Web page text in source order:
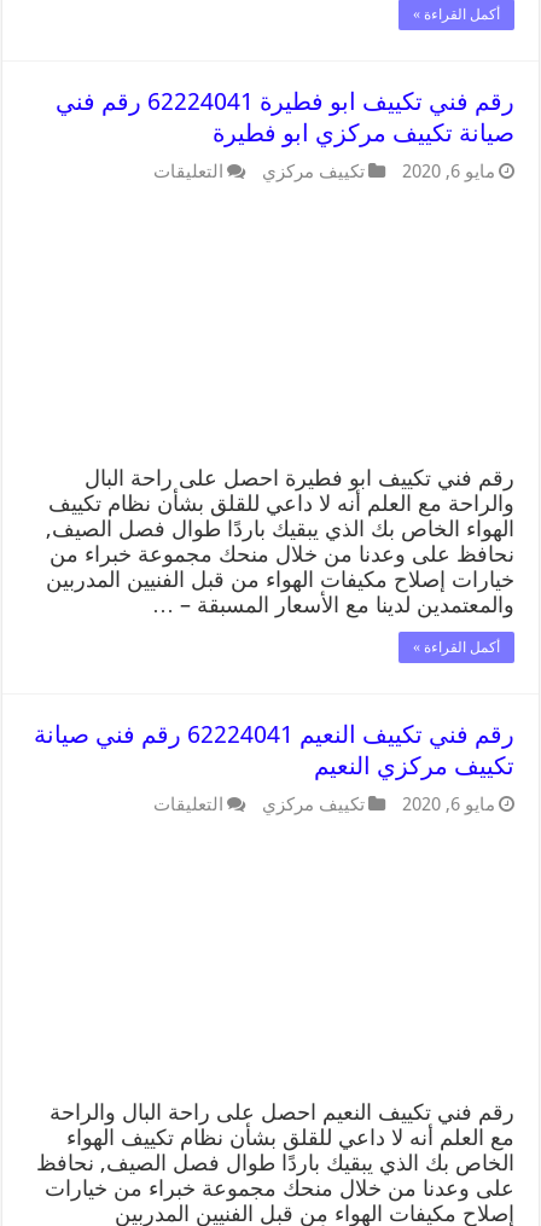
أكمل القراءة »
رقم فني تكييف ابو فطيرة 62224041 رقم فني
صيانة تكييف مركزي ابو فطيرة
مايو 6, 2020 تكييف مركزي التعليقات
رقم فني تكييف ابو فطيرة احصل على راحة البال
والراحة مع العلم أنه لا داعي للقلق بشأن نظام تكييف
الهواء الخاص بك الذي يبقيك باردًا طوال فصل الصيف,
نحافظ على وعدنا من خلال منحك مجموعة خبراء من
خيارات إصلاح مكيفات الهواء من قبل الفنيين المدربين
والمعتمدين لدينا مع الأسعار المسبقة – …
أكمل القراءة »
رقم فني تكييف النعيم 62224041 رقم فني صيانة
تكييف مركزي النعيم
مايو 6, 2020 تكييف مركزي التعليقات
رقم فني تكييف النعيم احصل على راحة البال والراحة
مع العلم أنه لا داعي للقلق بشأن نظام تكييف الهواء
الخاص بك الذي يبقيك باردًا طوال فصل الصيف, نحافظ
على وعدنا من خلال منحك مجموعة خبراء من خيارات
إصلاح مكيفات الهواء من قبل الفنيين المدربين